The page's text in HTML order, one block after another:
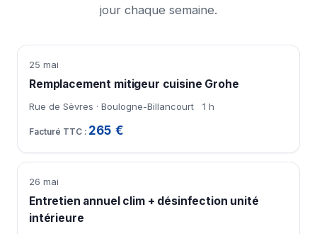
jour chaque semaine.
25 mai
Remplacement mitigeur cuisine Grohe
Rue de Sèvres · Boulogne-Billancourt 1 h
265 €
26 mai
Entretien annuel clim + désinfection unité
intérieure